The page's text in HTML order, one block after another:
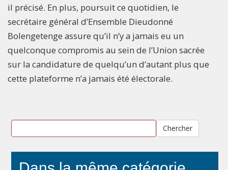
il précisé. En plus, poursuit ce quotidien, le
secrétaire général d’Ensemble Dieudonné
Bolengetenge assure qu’il n’y a jamais eu un
quelconque compromis au sein de l’Union sacrée
sur la candidature de quelqu’un d’autant plus que
cette plateforme n’a jamais été électorale.
Chercher